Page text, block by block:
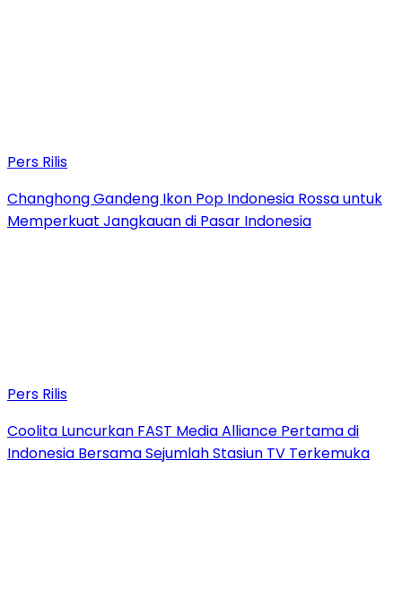
Pers Rilis
Changhong Gandeng Ikon Pop Indonesia Rossa untuk
Memperkuat Jangkauan di Pasar Indonesia
Pers Rilis
Coolita Luncurkan FAST Media Alliance Pertama di
Indonesia Bersama Sejumlah Stasiun TV Terkemuka